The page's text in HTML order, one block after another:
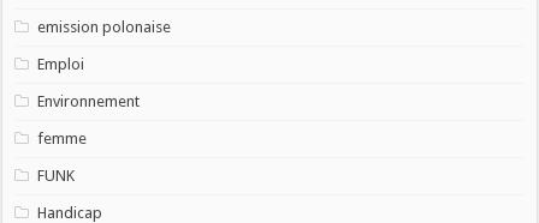
emission polonaise
Emploi
Environnement
femme
FUNK
Handicap